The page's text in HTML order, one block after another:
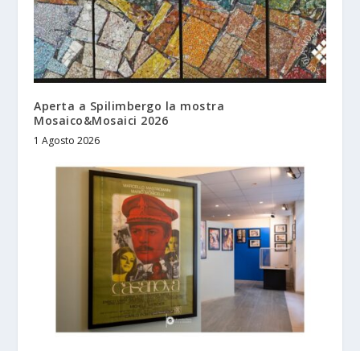
Aperta a Spilimbergo la mostra
Mosaico&Mosaici 2026
1 Agosto 2026